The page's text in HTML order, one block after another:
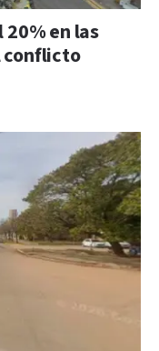
en las
conflicto